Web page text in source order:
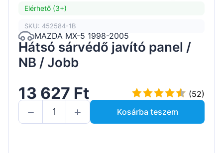
Elérhető (3+)
SKU: 452584-1B
MAZDA MX-5 1998-2005
Hátsó sárvédő javító panel /
NB / Jobb
13 627 Ft
(52)
Kosárba teszem